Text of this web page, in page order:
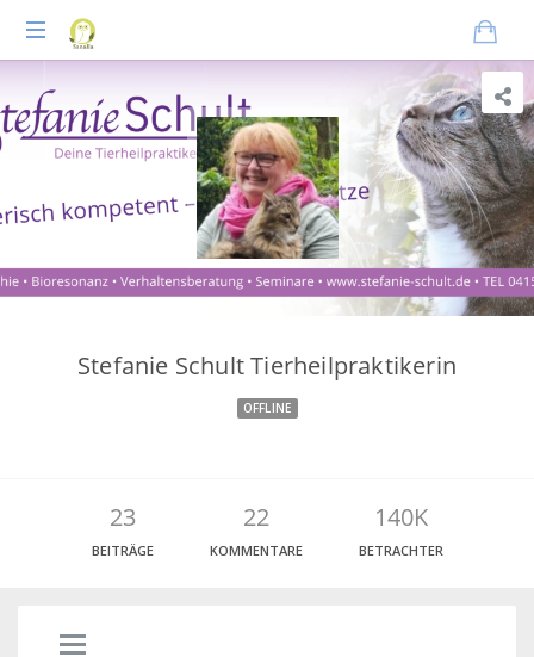
Online-
Coaching
für
Stefanie Schult Tierheilpraktikerin
OFFLINE
23
BEITRÄGE
22
KOMMENTARE
140K
BETRACHTER